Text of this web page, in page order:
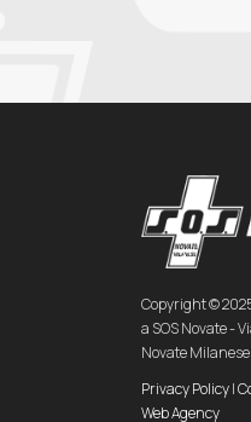
Copyright ©
a SOS Novate -
Novate
Privacy Policy|
Web Agency